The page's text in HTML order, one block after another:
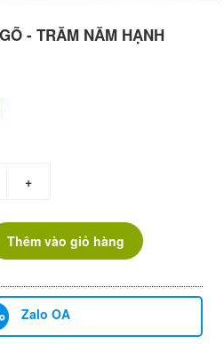
- TRĂM NĂM HẠNH
+
Thêm vào giỏ hàng
Zalo OA